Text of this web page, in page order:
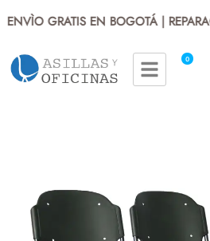
GRATIS EN BOGOTÁ |
0